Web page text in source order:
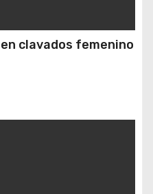
clavados femenino